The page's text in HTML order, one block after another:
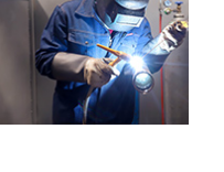
1581075****